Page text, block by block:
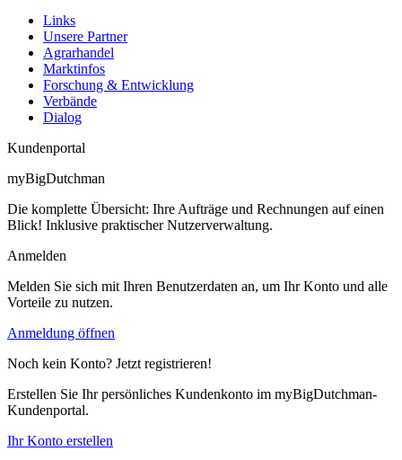
Links
Unsere Partner
Agrarhandel
Marktinfos
Forschung & Entwicklung
Verbände
Dialog
Kundenportal
myBigDutchman
Die komplette Übersicht: Ihre Aufträge und Rechnungen auf einen
Blick! Inklusive praktischer Nutzerverwaltung.
Anmelden
Melden Sie sich mit Ihren Benutzerdaten an, um Ihr Konto und alle
Vorteile zu nutzen.
Anmeldung öffnen
Noch kein Konto? Jetzt registrieren!
Erstellen Sie Ihr persönliches Kundenkonto im myBigDutchman-
Kundenportal.
Ihr Konto erstellen